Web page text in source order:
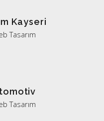
Kayseri
Tasarım
Tasarım